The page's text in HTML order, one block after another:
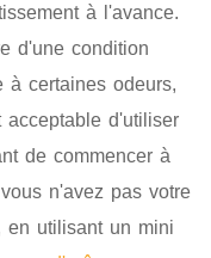
à l'avance.
d'une condition
à certaines odeurs,
d'utiliser
de commencer à
n'avez pas votre
en utilisant un mini